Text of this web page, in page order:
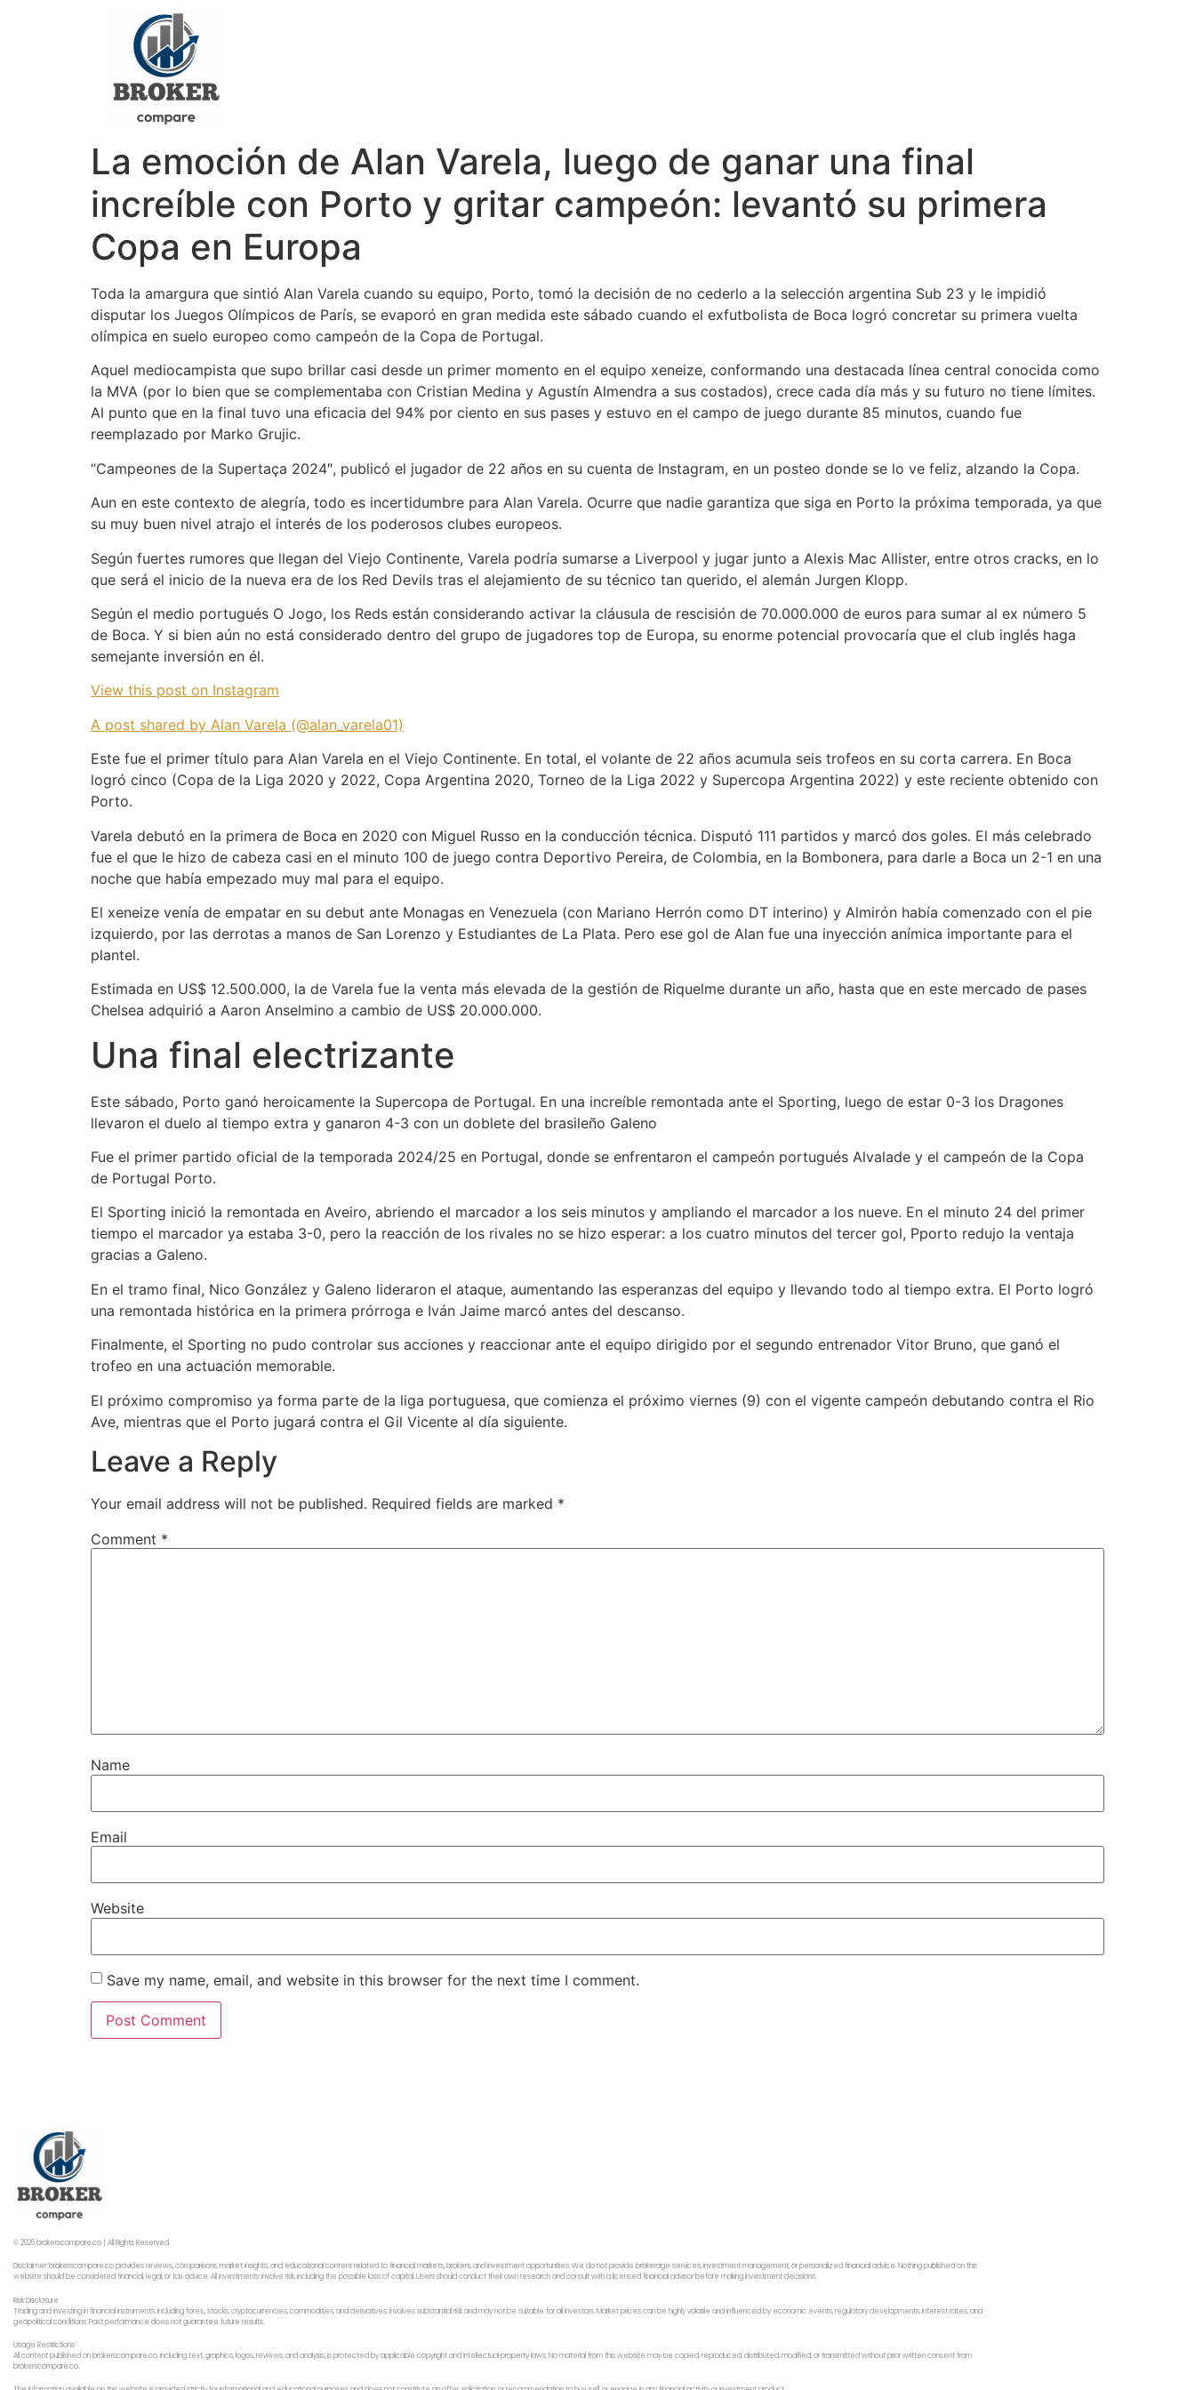
La emoción de Alan Varela, luego de ganar una final
increíble con Porto y gritar campeón: levantó su primera
Copa en Europa
Toda la amargura que sintió Alan Varela cuando su equipo, Porto, tomó la decisión de no cederlo a la selección argentina Sub 23 y le impidió
disputar los Juegos Olímpicos de París, se evaporó en gran medida este sábado cuando el exfutbolista de Boca logró concretar su primera vuelta
olímpica en suelo europeo como campeón de la Copa de Portugal.
Aquel mediocampista que supo brillar casi desde un primer momento en el equipo xeneize, conformando una destacada línea central conocida como
la MVA (por lo bien que se complementaba con Cristian Medina y Agustín Almendra a sus costados), crece cada día más y su futuro no tiene límites.
Al punto que en la final tuvo una eficacia del 94% por ciento en sus pases y estuvo en el campo de juego durante 85 minutos, cuando fue
reemplazado por Marko Grujic.
“Campeones de la Supertaça 2024″, publicó el jugador de 22 años en su cuenta de Instagram, en un posteo donde se lo ve feliz, alzando la Copa.
Aun en este contexto de alegría, todo es incertidumbre para Alan Varela. Ocurre que nadie garantiza que siga en Porto la próxima temporada, ya que
su muy buen nivel atrajo el interés de los poderosos clubes europeos.
Según fuertes rumores que llegan del Viejo Continente, Varela podría sumarse a Liverpool y jugar junto a Alexis Mac Allister, entre otros cracks, en lo
que será el inicio de la nueva era de los Red Devils tras el alejamiento de su técnico tan querido, el alemán Jurgen Klopp.
Según el medio portugués O Jogo, los Reds están considerando activar la cláusula de rescisión de 70.000.000 de euros para sumar al ex número 5
de Boca. Y si bien aún no está considerado dentro del grupo de jugadores top de Europa, su enorme potencial provocaría que el club inglés haga
semejante inversión en él.
View this post on Instagram
A post shared by Alan Varela (@alan_varela01)
Este fue el primer título para Alan Varela en el Viejo Continente. En total, el volante de 22 años acumula seis trofeos en su corta carrera. En Boca
logró cinco (Copa de la Liga 2020 y 2022, Copa Argentina 2020, Torneo de la Liga 2022 y Supercopa Argentina 2022) y este reciente obtenido con
Porto.
Varela debutó en la primera de Boca en 2020 con Miguel Russo en la conducción técnica. Disputó 111 partidos y marcó dos goles. El más celebrado
fue el que le hizo de cabeza casi en el minuto 100 de juego contra Deportivo Pereira, de Colombia, en la Bombonera, para darle a Boca un 2-1 en una
noche que había empezado muy mal para el equipo.
El xeneize venía de empatar en su debut ante Monagas en Venezuela (con Mariano Herrón como DT interino) y Almirón había comenzado con el pie
izquierdo, por las derrotas a manos de San Lorenzo y Estudiantes de La Plata. Pero ese gol de Alan fue una inyección anímica importante para el
plantel.
Estimada en US$ 12.500.000, la de Varela fue la venta más elevada de la gestión de Riquelme durante un año, hasta que en este mercado de pases
Chelsea adquirió a Aaron Anselmino a cambio de US$ 20.000.000.
Una final electrizante
Este sábado, Porto ganó heroicamente la Supercopa de Portugal. En una increíble remontada ante el Sporting, luego de estar 0-3 los Dragones
llevaron el duelo al tiempo extra y ganaron 4-3 con un doblete del brasileño Galeno
Fue el primer partido oficial de la temporada 2024/25 en Portugal, donde se enfrentaron el campeón portugués Alvalade y el campeón de la Copa
de Portugal Porto.
El Sporting inició la remontada en Aveiro, abriendo el marcador a los seis minutos y ampliando el marcador a los nueve. En el minuto 24 del primer
tiempo el marcador ya estaba 3-0, pero la reacción de los rivales no se hizo esperar: a los cuatro minutos del tercer gol, Pporto redujo la ventaja
gracias a Galeno.
En el tramo final, Nico González y Galeno lideraron el ataque, aumentando las esperanzas del equipo y llevando todo al tiempo extra. El Porto logró
una remontada histórica en la primera prórroga e Iván Jaime marcó antes del descanso.
Finalmente, el Sporting no pudo controlar sus acciones y reaccionar ante el equipo dirigido por el segundo entrenador Vitor Bruno, que ganó el
trofeo en una actuación memorable.
El próximo compromiso ya forma parte de la liga portuguesa, que comienza el próximo viernes (9) con el vigente campeón debutando contra el Rio
Ave, mientras que el Porto jugará contra el Gil Vicente al día siguiente.
Leave a Reply
Your email address will not be published. Required fields are marked *
Comment *
Name
Email
Website
Save my name, email, and website in this browser for the next time I comment.
© 2026 brokerscompare.co | All Rights Reserved
Disclaimer: brokerscompare.co provides reviews, comparisons, market insights, and educational content related to financial markets, brokers, and investment opportunities. We do not provide brokerage services, investment management, or personalized financial advice. Nothing published on this
website should be considered financial, legal, or tax advice. All investments involve risk, including the possible loss of capital. Users should conduct their own research and consult with a licensed financial advisor before making investment decisions.
Risk Disclosure
Trading and investing in financial instruments, including forex,, stocks, cryptocurrencies, commodities, and derivatives, involves substantial risk and may not be suitable for all investors. Market prices can be highly volatile and influenced by economic events, regulatory developments, interest rates, and
geopolitical conditions. Past performance does not guarantee future results.
Usage Restrictions
All content published on brokerscompare.co, including text, graphics, logos, reviews, and analysis, is protected by applicable copyright and intellectual property laws. No material from this website may be copied, reproduced, distributed, modified, or transmitted without prior written consent from
brokerscompare.co.